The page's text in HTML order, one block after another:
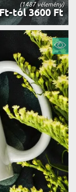
(1487 vélemény)
Ft-tól 3600 Ft